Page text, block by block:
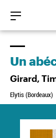
contenu
principal
Un
Girard,
Elytis (Bordeaux)
Panneau de